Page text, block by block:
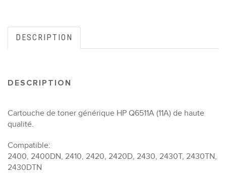
DESCRIPTION
DESCRIPTION
Cartouche de toner générique HP Q6511A (11A) de haute
qualité.
Compatible:
2400, 2400DN, 2410, 2420, 2420D, 2430, 2430T, 2430TN,
2430DTN